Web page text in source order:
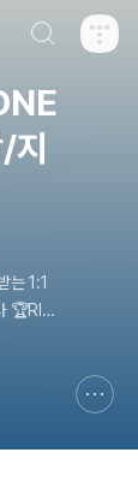
는 1:1
🏆RIP
수행사
제작